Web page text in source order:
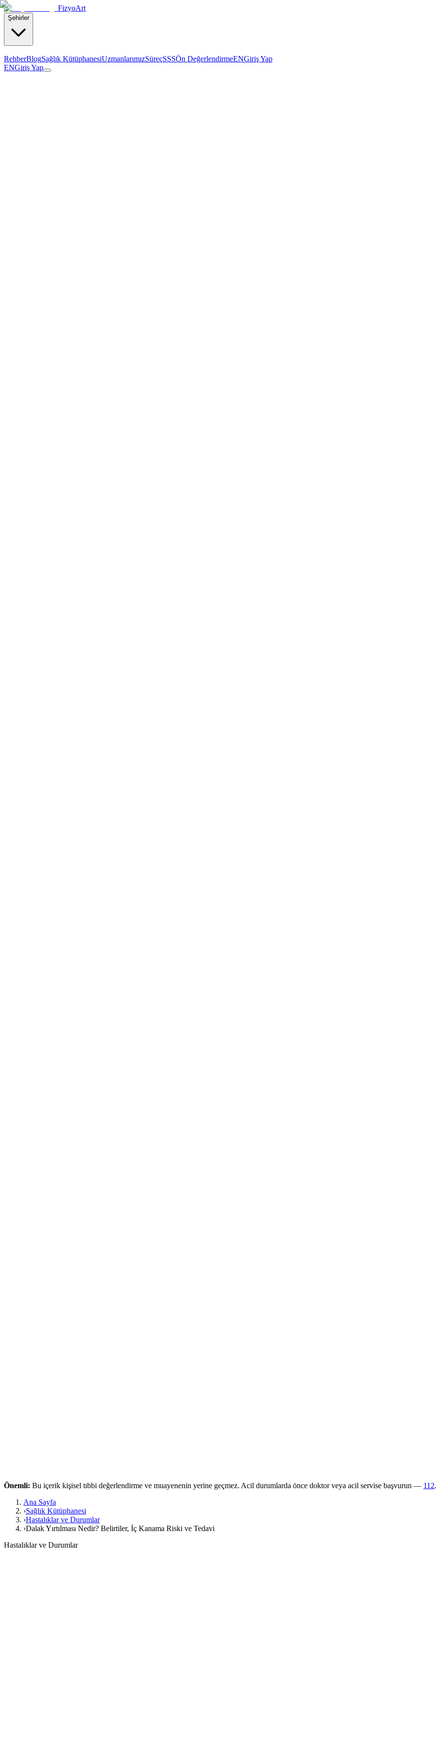
FizyoArt
Şehirler
RehberBlogSağlık KütüphanesiUzmanlarımızSüreçSSSÖn DeğerlendirmeENGiriş Yap
ENGiriş Yap
Önemli: Bu içerik kişisel tıbbi değerlendirme ve muayenenin yerine geçmez. Acil durumlarda önce doktor veya acil servise başvurun — 112.
Ana Sayfa
›Sağlık Kütüphanesi
›Hastalıklar ve Durumlar
›Dalak Yırtılması Nedir? Belirtiler, İç Kanama Riski ve Tedavi
Hastalıklar ve Durumlar